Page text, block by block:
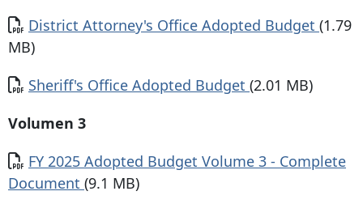
Documento
District Attorney's Office Adopted Budget (1.79
MB)
Documento
Sheriff's Office Adopted Budget (2.01 MB)
Volumen 3
Documento
FY 2025 Adopted Budget Volume 3 - Complete
Document (9.1 MB)